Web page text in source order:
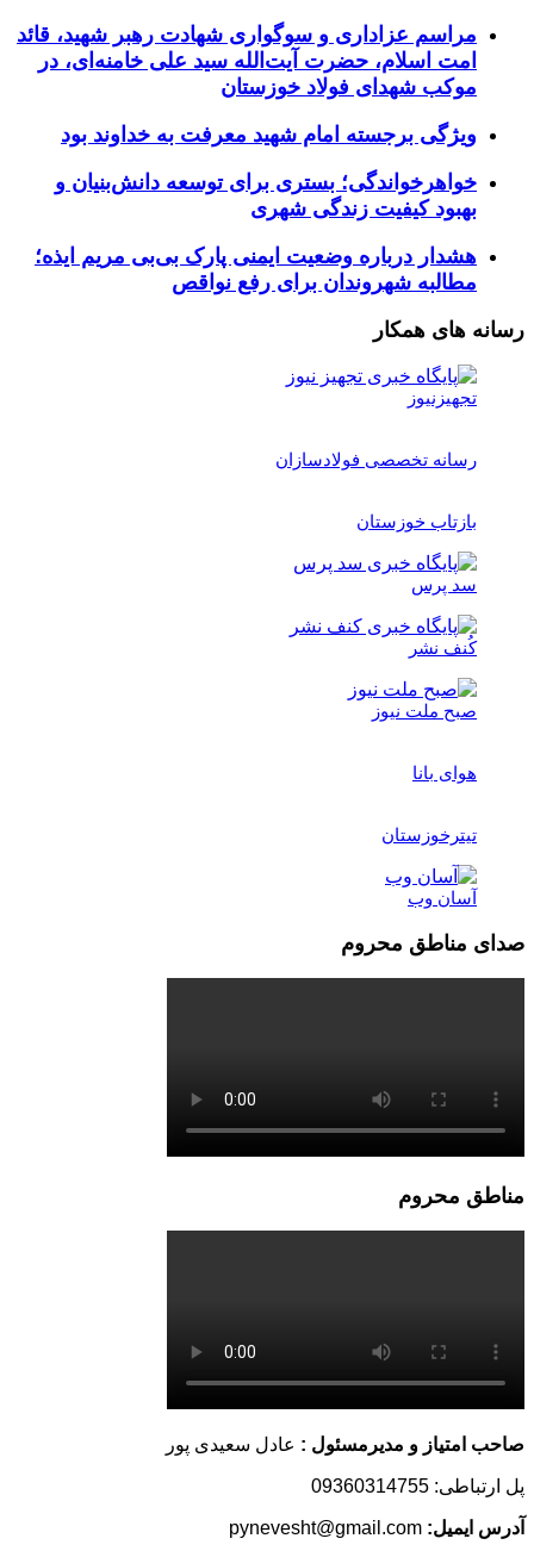
مراسم عزاداری و سوگواری شهادت رهبر شهید، قائد
امت اسلام، حضرت آیت‌الله سید علی خامنه‌ای، در
موکب شهدای فولاد خوزستان
ویژگی برجسته امام شهید معرفت به خداوند بود
خواهرخواندگی؛ بستری برای توسعه دانش‌بنیان و
بهبود کیفیت زندگی شهری
هشدار درباره وضعیت ایمنی پارک بی‌بی مریم ایذه؛
مطالبه شهروندان برای رفع نواقص
رسانه های همکار
تجهیزنیوز
رسانه تخصصی فولادسازان
بازتاب خوزستان
سد پرس
کُنف نشر
صبح ملت نیوز
هوای بانا
تیترخوزستان
آسان وب
صدای مناطق محروم
مناطق محروم
صاحب امتیاز و مدیرمسئول : عادل سعیدی پور
پل ارتباطی: 09360314755
آدرس ایمیل: